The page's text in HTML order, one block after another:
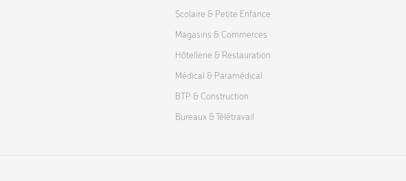
Scolaire & Petite Enfance
Magasins & Commerces
Hôtellerie & Restauration
Médical & Paramédical
BTP & Construction
Bureaux & Télétravail